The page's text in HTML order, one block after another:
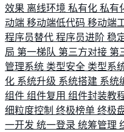
效果 离线环境 私有化 私有
动端 移动端低代码 移动端
程序员替代 程序员进阶 稳
局 第一梯队 第三方对接 第
管理系统 类型安全 类型系
化 系统升级 系统搭建 系统
组件 组件复用 组件封装教
细粒度控制 终极榜单 终极
一开发 统一登录 统筹管理